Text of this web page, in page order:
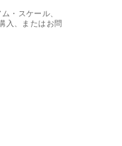
・スケール、
入、またはお問